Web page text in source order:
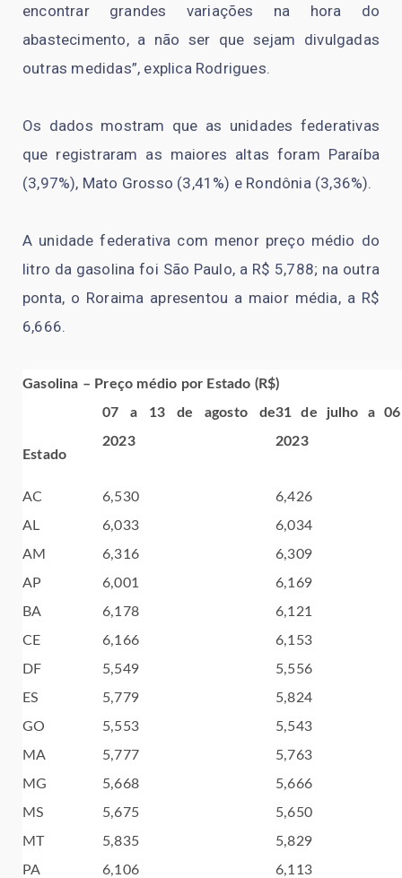
encontrar grandes variações na hora do
abastecimento, a não ser que sejam divulgadas
outras medidas”, explica Rodrigues.
Os dados mostram que as unidades federativas
que registraram as maiores altas foram Paraíba
(3,97%), Mato Grosso (3,41%) e Rondônia (3,36%).
A unidade federativa com menor preço médio do
litro da gasolina foi São Paulo, a R$ 5,788; na outra
ponta, o Roraima apresentou a maior média, a R$
6,666.
Gasolina – Preço médio por Estado (R$)
Estado
07 a 13 de agosto de
2023
31 de julho a
2023
AC 6,530
6,426
AL
6,033
6,034
AM
6,316
6,309
AP
6,001
6,169
BA
6,178
6,121
CE
6,166
6,153
DF
5,549
5,556
ES
5,779
5,824
GO
5,553
5,543
MA
5,777
5,763
MG
5,668
5,666
MS
5,675
5,650
MT
5,835
5,829
PA
6,106
6,113